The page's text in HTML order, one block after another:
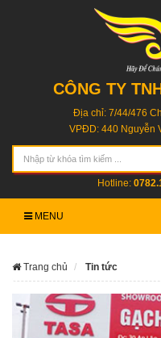
CÔNG TY
Địa chỉ: 7/44/476
VPĐD: 440 Nguyễn
Hotline:
MENU
Trang chủ Tin tức